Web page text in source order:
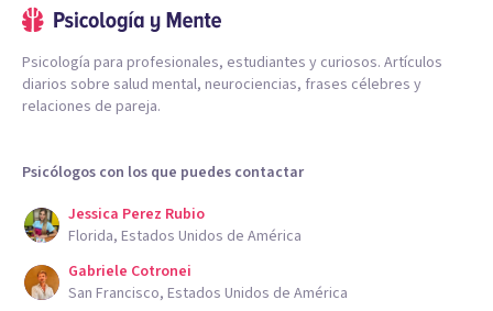
Psicología para profesionales, estudiantes y curiosos. Artículos
diarios sobre salud mental, neurociencias, frases célebres y
relaciones de pareja.
Psicólogos con los que puedes contactar
Jessica Perez Rubio
Florida, Estados Unidos de América
Gabriele Cotronei
San Francisco, Estados Unidos de América